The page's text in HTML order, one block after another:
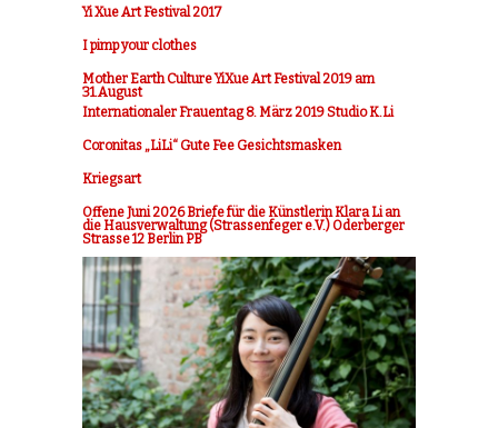
Yi Xue Art Festival 2017
I pimp your clothes
Mother Earth Culture YiXue Art Festival 2019 am
31.August
Internationaler Frauentag 8. März 2019 Studio K.Li
Coronitas „LiLi“ Gute Fee Gesichtsmasken
Kriegsart
Offene Juni 2026 Briefe für die Künstlerin Klara Li an
die Hausverwaltung (Strassenfeger e.V.) Oderberger
Strasse 12 Berlin PB